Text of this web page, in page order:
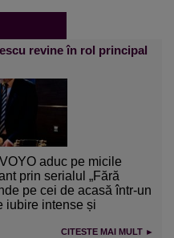
revine în rol principal
aduc pe micile
prin serialul „Fără
pe cei de acasă într-un
iubire intense și
CITESTE MAI MULT ►